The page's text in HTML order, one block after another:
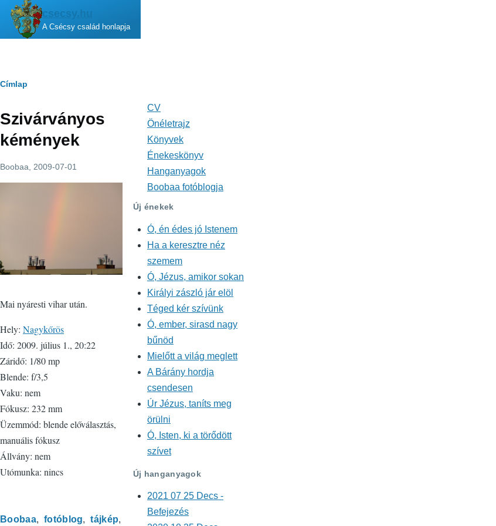
Ugrás a tartalomra
csecsy.hu
A Csécsy család honlapja
Morzsa
Címlap
Szivárványos
kémények
Boobaa, 2009-07-01
Mai nyáresti vihar után.
Hely: Nagykőrös
Idő: 2009. július 1., 20:22
Záridő: 1/80 mp
Blende: f/3,5
Vaku: nem
Fókusz: 232 mm
Üzemmód: blende előválasztás,
manuális fókusz
Állvány: nem
Utómunka: nincs
Boobaa fotóblog tájkép
navigáció
CV
Önéletrajz
Könyvek
Énekeskönyv
Hanganyagok
Boobaa fotóblogja
Új énekek
Ó, én édes jó Istenem
Ha a keresztre néz
szemem
Ó, Jézus, amikor sokan
Királyi zászló jár elöl
Téged kér szívünk
Ó, ember, sirasd nagy
bűnöd
Mielőtt a világ meglett
A Bárány hordja
csendesen
Úr Jézus, taníts meg
örülni
Ó, Isten, ki a törődött
szívet
Új hanganyagok
2021 07 25 Decs -
Befejezés